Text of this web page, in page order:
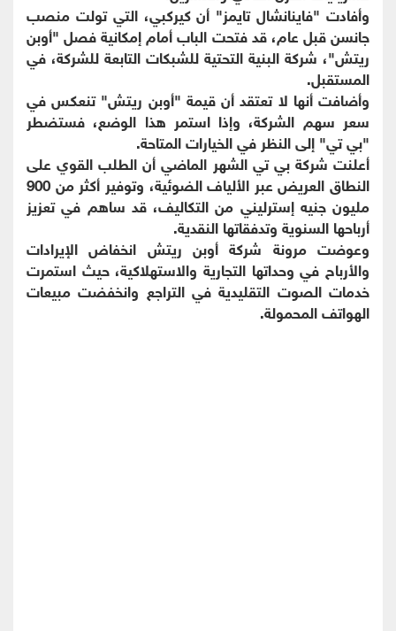
وأفادت "فاينانشال تايمز" أن كيركبي، التي تولت منصب
جانسن قبل عام، قد فتحت الباب أمام إمكانية فصل "أوبن
ريتش"، شركة البنية التحتية للشبكات التابعة للشركة، في
المستقبل.
وأضافت أنها لا تعتقد أن قيمة "أوبن ريتش" تنعكس في
سعر سهم الشركة، وإذا استمر هذا الوضع، فستضطر
"بي تي" إلى النظر في الخيارات المتاحة.
أعلنت شركة بي تي الشهر الماضي أن الطلب القوي على
النطاق العريض عبر الألياف الضوئية، وتوفير أكثر من 900
مليون جنيه إسترليني من التكاليف، قد ساهم في تعزيز
أرباحها السنوية وتدفقاتها النقدية.
وعوضت مرونة شركة أوبن ريتش انخفاض الإيرادات
والأرباح في وحداتها التجارية والاستهلاكية، حيث استمرت
خدمات الصوت التقليدية في التراجع وانخفضت مبيعات
الهواتف المحمولة.